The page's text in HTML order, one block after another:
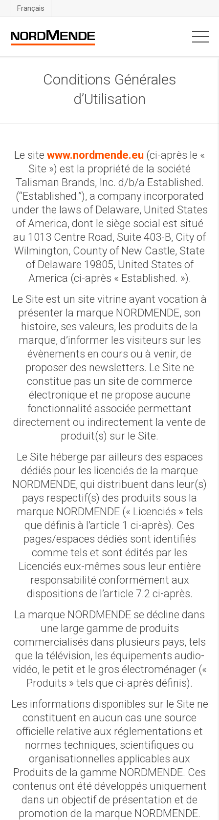
Français
Conditions Générales
d’Utilisation
Le site www.nordmende.eu (ci-après le «
Site ») est la propriété de la société
Talisman Brands, Inc. d/b/a Established.
(“Established.”), a company incorporated
under the laws of Delaware, United States
of America, dont le siège social est situé
au 1013 Centre Road, Suite 403-B, City of
Wilmington, County of New Castle, State
of Delaware 19805, United States of
America (ci-après « Established.​ »).
Le Site est un site vitrine ayant vocation à
présenter la marque NORDMENDE, son
histoire, ses valeurs, les produits de la
marque, d’informer les visiteurs sur les
évènements en cours ou à venir, de
proposer des newsletters. Le Site ne
constitue pas un site de commerce
électronique et ne propose aucune
fonctionnalité associée permettant
directement ou indirectement la vente de
produit(s) sur le Site.
Le Site héberge par ailleurs des espaces
dédiés pour les licenciés de la marque
NORDMENDE, qui distribuent dans leur(s)
pays respectif(s) des produits sous la
marque NORDMENDE (« Licenciés » tels
que définis à l’article 1 ci-après). Ces
pages/espaces dédiés sont identifiés
comme tels et sont édités par les
Licenciés eux-mêmes sous leur entière
responsabilité conformément aux
dispositions de l’article 7.2 ci-après.
La marque NORDMENDE se décline dans
une large gamme de produits
commercialisés dans plusieurs pays, tels
que la télévision, les équipements audio-
vidéo, le petit et le gros électroménager («
Produits » tels que ci-après définis).
Les informations disponibles sur le Site ne
constituent en aucun cas une source
officielle relative aux réglementations et
normes techniques, scientifiques ou
organisationnelles applicables aux
Produits de la gamme NORDMENDE. Ces
contenus ont été développés uniquement
dans un objectif de présentation et de
promotion de la marque NORDMENDE.